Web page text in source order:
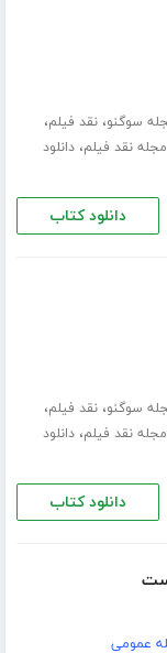
سوگنو،نقد فیلم،
مجله نقد فیلم،دانلود
دانلود کتاب
سوگنو،نقد فیلم،
مجله نقد فیلم،دانلود
دانلود کتاب
عمومی